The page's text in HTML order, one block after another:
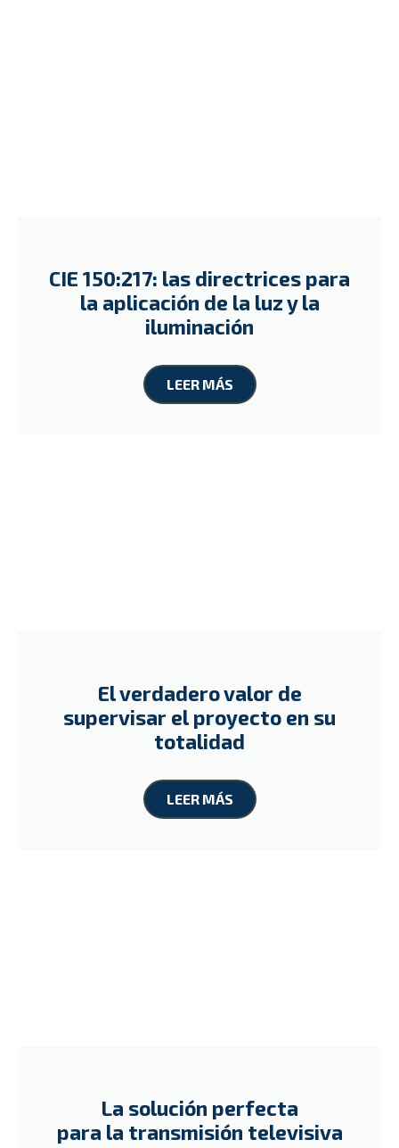
CIE 150:217: las directrices para
la aplicación de la luz y la
iluminación
LEER MÁS
El verdadero valor de
supervisar el proyecto en su
totalidad
LEER MÁS
La solución perfecta
para la transmisión televisiva